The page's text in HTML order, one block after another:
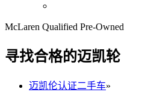
McLaren Qualified Pre-Owned
寻找合格的迈凯轮
迈凯伦认证二手车»